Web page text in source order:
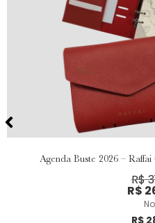
Agenda Buste 2026 –
R$
R$
R$